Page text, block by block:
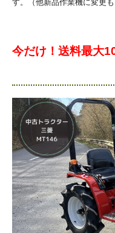
す。（他新品作業機に変更も
今だけ！送料最大